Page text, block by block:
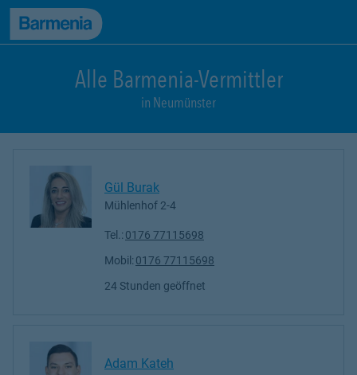
zum Seiteninhalt
Back to top
Alle Barmenia-Vermittler
in Neumünster
Gül Burak
Mühlenhof 2-4
Tel.: 0176 77115698
Mobil: 0176 77115698
24 Stunden geöffnet
Adam Kateh